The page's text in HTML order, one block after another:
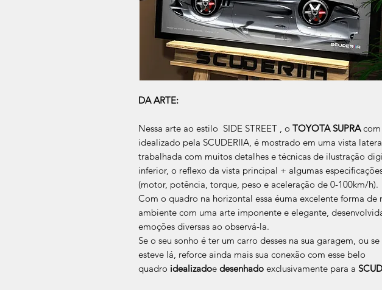
DA ARTE:
Nessa arte ao estilo SIDE STREET , o TOYOTA SUPRAcom
idealizado pela SCUDERIIA, é mostrado em uma vista
trabalhada com muitos detalhes e técnicas de ilustração
inferior, o reflexo da vista principal + algumas
(motor, potência, torque, peso e aceleração de 0-100km/h).
Com o quadro na horizontal essa éuma excelente forma de
ambiente com uma arte imponente e elegante,
emoções diversas ao observá-la.
Se o seu sonho é ter um carro desses na sua garagem, ou
esteve lá, reforce ainda mais sua conexão com esse belo
quadro idealizadoe desenhado exclusivamente para a